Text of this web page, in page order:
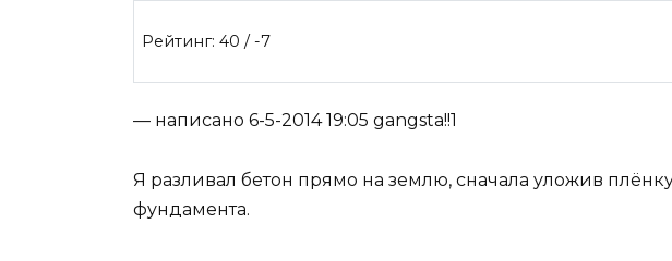
Рейтинг: 40 / -7
— написано 6-5-2014 19:05 gangsta!!1
Я разливал бетон прямо на землю, сначала уложив
фундамента.